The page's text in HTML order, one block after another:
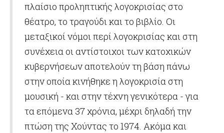
πλαίσιο προληπτικής λογοκρισίας στο
θέατρο, το τραγούδι και το βιβλίο. Οι
μεταξικοί νόμοι περί λογοκρισίας και στη
συνέχεια οι αντίστοιχοι των κατοχικών
κυβερνήσεων αποτελούν τη βάση πάνω
στην οποία κινήθηκε η λογοκρισία στη
μουσική - και στην τέχνη γενικότερα - για
τα επόμενα 37 χρόνια, μέχρι δηλαδή την
πτώση της Χούντας το 1974. Ακόμα και